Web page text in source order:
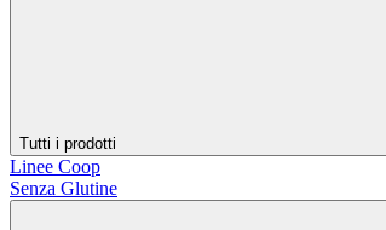
Tutti i prodotti
Linee Coop
Senza Glutine